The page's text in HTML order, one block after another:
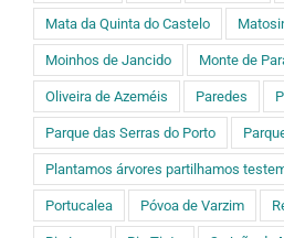
Mata da Quinta do Castelo
Moinhos de Jancido Monte de
Oliveira de Azeméis Paredes
Parque das Serras do Porto
Plantamos árvores partilhamos
Portucalea Póvoa de Varzim